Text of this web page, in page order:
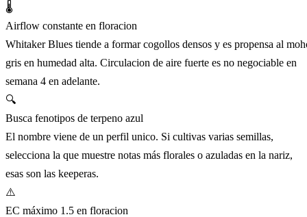
🌡️
Airflow constante en floracion
Whitaker Blues tiende a formar cogollos densos y es propensa al
gris en humedad alta. Circulacion de aire fuerte es no negociable en
semana 4 en adelante.
🔍
Busca fenotipos de terpeno azul
El nombre viene de un perfil unico. Si cultivas varias semillas,
selecciona la que muestre notas más florales o azuladas en la nariz,
esas son las keeperas.
⚠️
EC máximo 1.5 en floracion